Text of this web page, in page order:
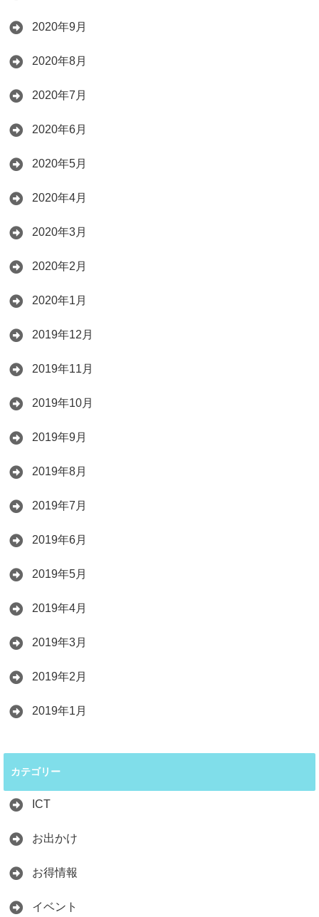
2020年9月
2020年8月
2020年7月
2020年6月
2020年5月
2020年4月
2020年3月
2020年2月
2020年1月
2019年12月
2019年11月
2019年10月
2019年9月
2019年8月
2019年7月
2019年6月
2019年5月
2019年4月
2019年3月
2019年2月
2019年1月
カテゴリー
ICT
お出かけ
お得情報
イベント